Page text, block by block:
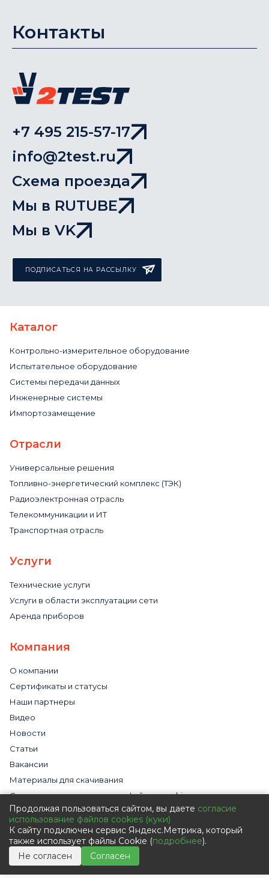
Контакты
+7 495 215-57-17
info@2test.ru
Схема проезда
Мы в RUTUBE
Мы в VK
ПОДПИСАТЬСЯ НА РАССЫЛКУ
Каталог
Контрольно-измерительное оборудование
Испытательное оборудование
Системы передачи данных
Инженерные системы
Импортозамещение
Отрасли
Универсальные решения
Топливно-энергетический комплекс (ТЭК)
Радиоэлектронная отрасль
Телекоммуникации и ИТ
Транспортная отрасль
Услуги
Технические услуги
Услуги в области эксплуатации сети
Аренда приборов
Компания
О компании
Сертификаты и статусы
Наши партнеры
Видео
Новости
Статьи
Вакансии
Материалы для скачивания
Cогласие на использование файлов cookies
Обработка персональных данных с помощью сервиса
«Яндекс.Метрика»
Политика в отношении обработки персональных данных
Пользовательское соглашение
Согласие на обработку персональных данных
Продолжая пользоваться сайтом, вы даете согласие
использование файлов cookies (куки)
К сайту подключен сервис Яндекс.Метрика, который
также использует файлы Cookie (подробнее).
Не согласен
Согласен